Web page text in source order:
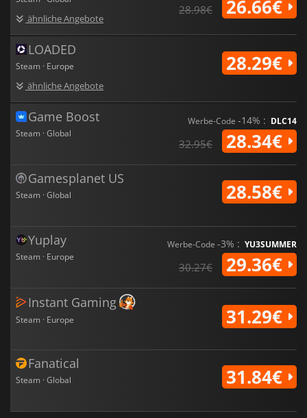
ähnliche Angebote
28.98€ 26.66€
LOADED
Steam · Europe
ähnliche Angebote
28.29€
Game Boost
Steam · Global
Werbe-Code -14% : DLC14
32.95€ 28.34€
Gamesplanet US
Steam · Global 28.58€
Yuplay
Steam · Europe
Werbe-Code -3% : YU3SUMMER
30.27€ 29.36€
Instant Gaming
Steam · Europe 31.29€
Fanatical
Steam · Global 31.84€